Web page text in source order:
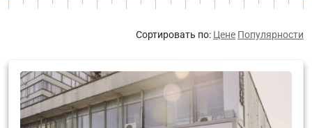
Сортировать по: Цене Популярности